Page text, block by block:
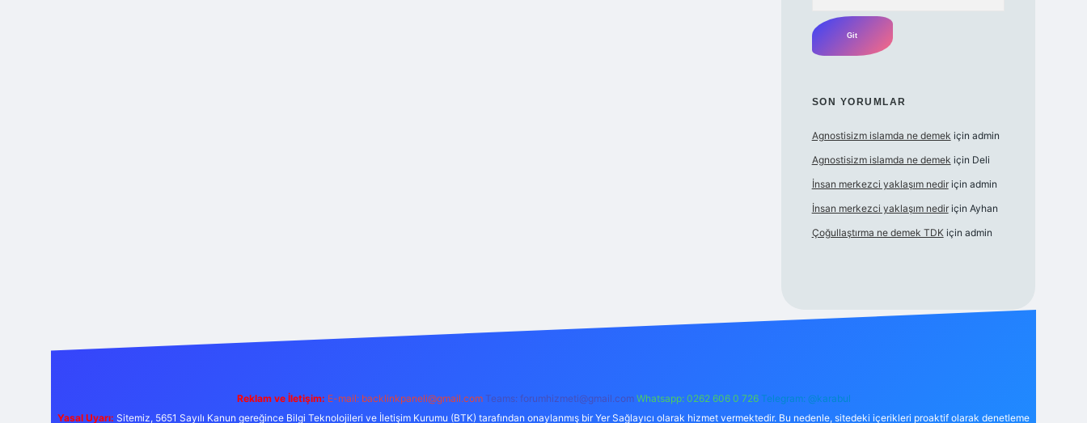
SON YORUMLAR
Agnostisizm islamda ne demek için admin
Agnostisizm islamda ne demek için Deli
İnsan merkezci yaklaşım nediriçin admin
İnsan merkezci yaklaşım nediriçin Ayhan
Çoğullaştırma ne demek TDKiçin admin
Reklam ve İletişim: E-mail: backlinkpaneli@gmail.com Teams: forumhizmeti@gmail.com Whatsapp: 0262 606 0 726 Telegram: @karabul
Yasal Uyarı: Sitemiz, 5651 Sayılı Kanun gereğince Bilgi Teknolojileri ve İletişim Kurumu (BTK) tarafından onaylanmış bir Yer Sağlayıcı olarak hizmet vermektedir. Bu nedenle, sitedeki içerikleri proaktif olarak denetleme